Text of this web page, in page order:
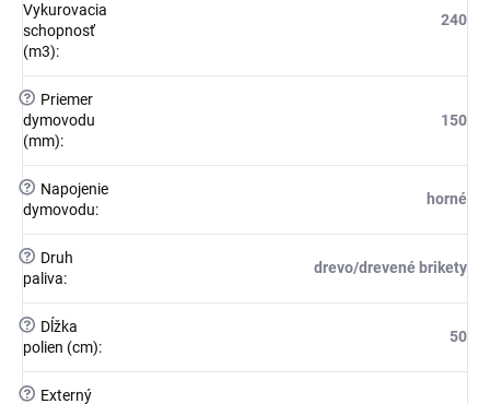
Vykurovacia
schopnosť
(m3):
240
?
Priemer
dymovodu
(mm):
150
?
Napojenie
dymovodu:
horné
?
Druh
paliva:
drevo/drevené brikety
?
Dĺžka
polien (cm):
50
?
Externý